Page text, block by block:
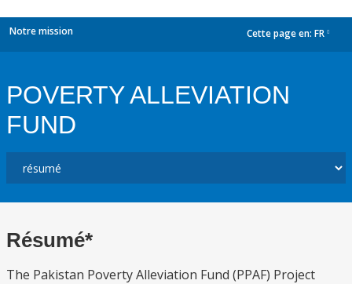
Notre mission Cette page en: FR
POVERTY ALLEVIATION
FUND
Résumé*
The Pakistan Poverty Alleviation Fund (PPAF) Project